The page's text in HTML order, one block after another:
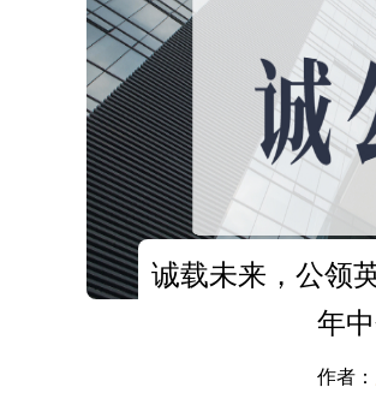
诚载未来，公领
年
作者：